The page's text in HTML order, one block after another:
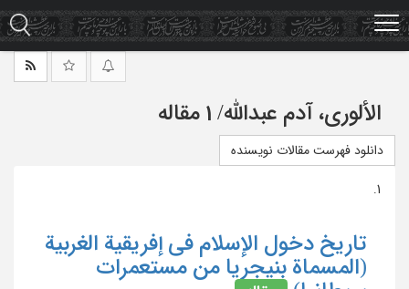
Skip
to
main
الألوری، آدم عبدالله/ 1 مقاله
دانلود فهرست مقالات نویسنده
1.
تاریخ دخول الإسلام فی إفریقیة الغربیة
(المسماة بنیجریا من مستعمرات